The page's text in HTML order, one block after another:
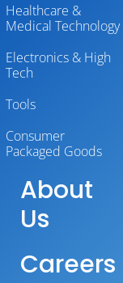
Healthcare &
Medical Technology
Electronics & High
Tech
Tools
Consumer
Packaged Goods
About
Us
Careers